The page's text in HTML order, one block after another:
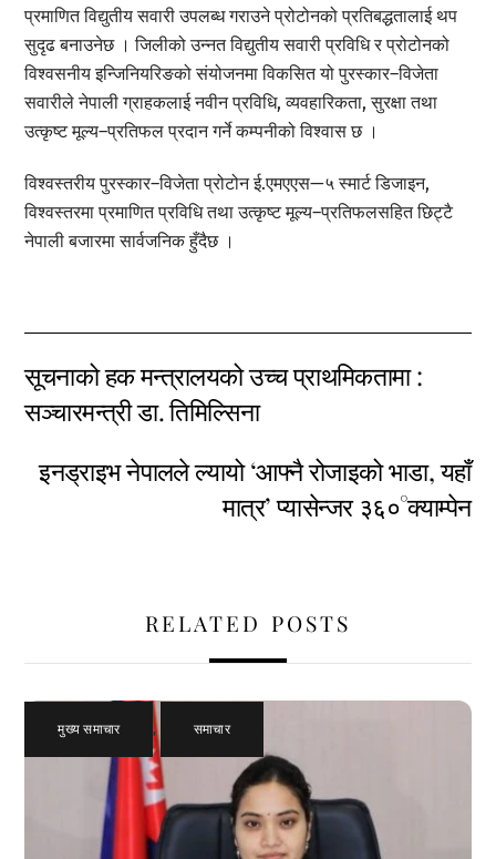
प्रमाणित विद्युतीय सवारी उपलब्ध गराउने प्रोटोनको प्रतिबद्धतालाई थप
सुदृढ बनाउनेछ । जिलीको उन्नत विद्युतीय सवारी प्रविधि र प्रोटोनको
विश्वसनीय इन्जिनियरिङको संयोजनमा विकसित यो पुरस्कार–विजेता
सवारीले नेपाली ग्राहकलाई नवीन प्रविधि, व्यवहारिकता, सुरक्षा तथा
उत्कृष्ट मूल्य–प्रतिफल प्रदान गर्ने कम्पनीको विश्वास छ ।
विश्वस्तरीय पुरस्कार–विजेता प्रोटोन ई.एमएएस—५ स्मार्ट डिजाइन,
विश्वस्तरमा प्रमाणित प्रविधि तथा उत्कृष्ट मूल्य–प्रतिफलसहित छिट्टै
नेपाली बजारमा सार्वजनिक हुँदैछ ।
सूचनाको हक मन्त्रालयको उच्च प्राथमिकतामा :
सञ्चारमन्त्री डा. तिमिल्सिना
इनड्राइभ नेपालले ल्यायो ‘आफ्नै रोजाइको भाडा, यहाँ
मात्र’ प्यासेन्जर ३६०°क्याम्पेन
RELATED POSTS
मुख्य समाचार , समाचार